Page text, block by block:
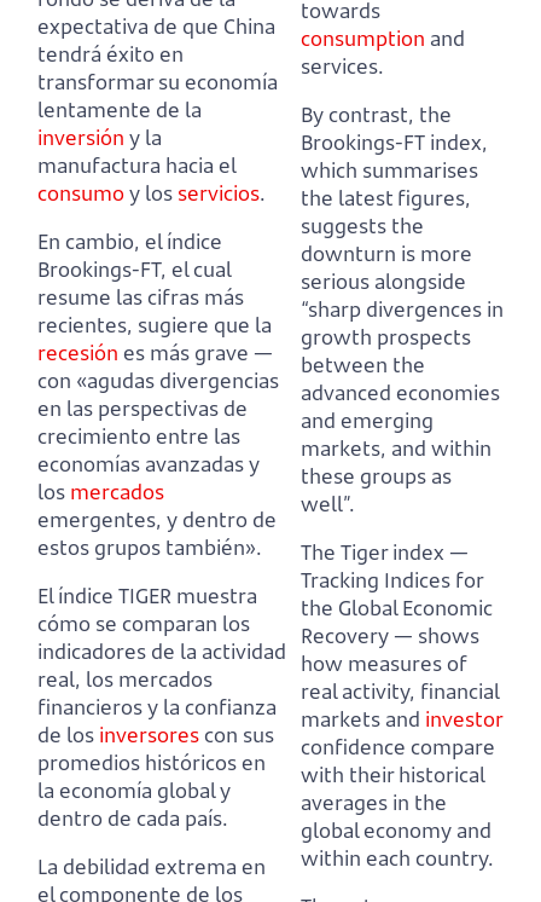
expectativa de que China
tendrá éxito en
transformar su economía
lentamente de la
inversión y la
manufactura hacia el
consumoy los servicios.
En cambio, el índice
Brookings-FT, el cual
resume las cifras más
recientes, sugiere que la
recesión es más grave —
con «agudas divergencias
en las perspectivas de
crecimiento entre las
economías avanzadas y
los mercados
emergentes, y dentro de
estos grupos también».
El índice TIGER muestra
cómo se comparan los
indicadores de la actividad
real, los mercados
financieros y la confianza
de los inversorescon sus
promedios históricos en
la economía global y
dentro de cada país.
La debilidad extrema en
el componente de los
towards
consumption and
services.
By contrast, the
Brookings-FT index,
which summarises
the latest figures,
suggests the
downturn is more
serious alongside
“sharp divergences in
growth prospects
between the
advanced economies
and emerging
markets, and within
these groups as
well”.
The Tiger index —
Tracking Indices for
the Global Economic
Recovery — shows
how measures of
real activity, financial
markets and investor
confidence compare
with their historical
averages in the
global economy and
within each country.